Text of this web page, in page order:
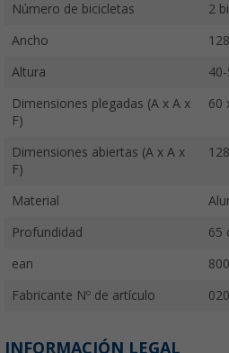
Número de bicicletas 2
Ancho
Altura
Dimensiones plegadas (A x A x
F)
60
Dimensiones abiertas (A x A x
F)
Material
Profundidad 65
ean
Fabricante Nº de artículo
INFORMACIÓN LEGAL